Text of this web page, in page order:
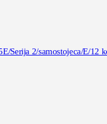
Serija 2/samostojeca/E/12